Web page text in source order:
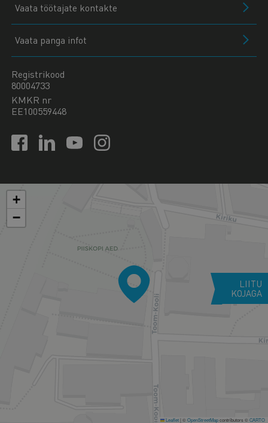
Vaata töötajate kontakte
Vaata panga infot
Registrikood
80004733
KMKR nr
EE100559448
+
−
Leaflet| ©OpenStreetMapcontributors ©CARTO
LIITU
KOJAGA